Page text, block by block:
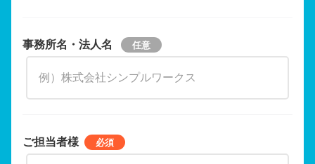
事務所名・法人名
ご担当者様